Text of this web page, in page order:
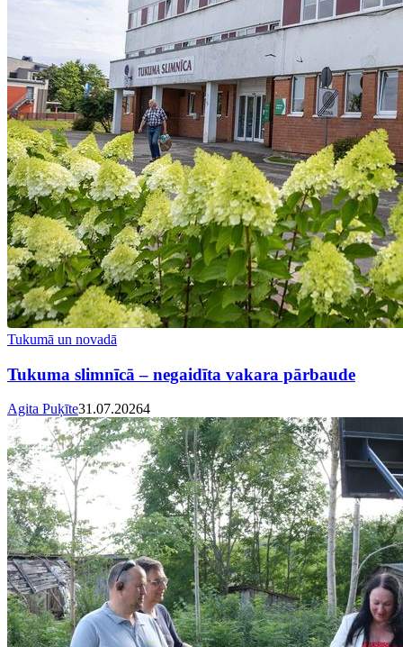
Tukumā un novadā
Tukuma slimnīcā – negaidīta vakara pārbaude
Agita Puķīte31.07.20264